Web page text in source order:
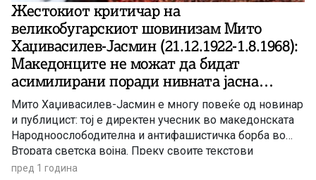
Жестокиот критичар на
великобугарскиот шовинизам Мито
Хаџивасилев-Јасмин (21.12.1922-1.8.1968):
Македонците не можат да бидат
асимилирани поради нивната јасна
македонска национална свест!
Мито Хаџивасилев-Јасмин е многу повеќе од новинар
и публицист: тој е директен учесник во македонската
Народноослободителна и антифашистичка борба во
Втората светска војна. Преку своите текстови
кристално јасно ги заштитува македонските
пред 1 година